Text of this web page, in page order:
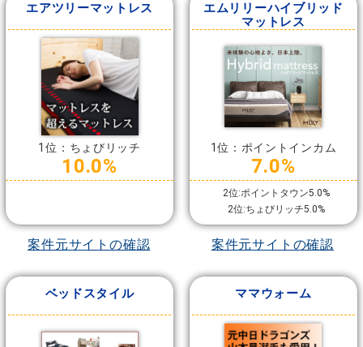
エアツリーマットレス
1位：ちょびリッチ
10.0%
案件元サイトの確認
エムリリーハイブリッド
マットレス
1位：ポイントインカム
7.0%
2位:ポイントタウン5.0%
2位:ちょびリッチ5.0%
案件元サイトの確認
ベッドスタイル ママウォーム